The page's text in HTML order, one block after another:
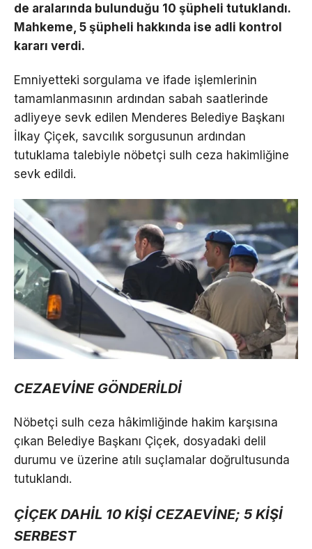
de aralarında bulunduğu 10 şüpheli tutuklandı.
Mahkeme, 5 şüpheli hakkında ise adli kontrol
kararı verdi.
Emniyetteki sorgulama ve ifade işlemlerinin
tamamlanmasının ardından sabah saatlerinde
adliyeye sevk edilen Menderes Belediye Başkanı
İlkay Çiçek, savcılık sorgusunun ardından
tutuklama talebiyle nöbetçi sulh ceza hakimliğine
sevk edildi.
CEZAEVİNE GÖNDERİLDİ
Nöbetçi sulh ceza hâkimliğinde hakim karşısına
çıkan Belediye Başkanı Çiçek, dosyadaki delil
durumu ve üzerine atılı suçlamalar doğrultusunda
tutuklandı.
ÇİÇEK DAHİL 10 KİŞİ CEZAEVİNE; 5 KİŞİ
SERBEST